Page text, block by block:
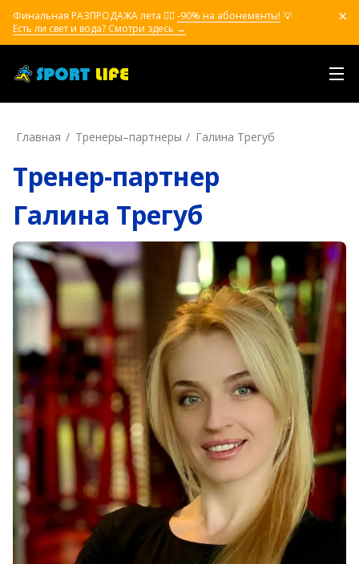
Финальная РАЗПРОДАЖА лета ❤️‍🔥 -90% на абонементы! 💡
Есть ли свет и вода? Смотри здесь →
Главная Тренеры–пapтнepы Галина Трегуб
Тренер-партнер
Галина Трегуб